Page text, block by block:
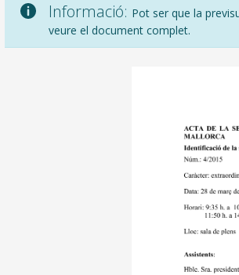
Informació: Pot ser que la
veure el document complet.